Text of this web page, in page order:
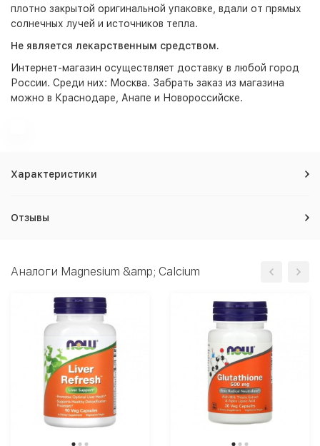
плотно закрытой оригинальной упаковке, вдали от прямых
солнечных лучей и источников тепла.
Не является лекарственным средством.
Интернет-магазин осуществляет доставку в любой город
России. Среди них: Москва. Забрать заказ из магазина
можно в Краснодаре, Анапе и Новороссийске.
Характеристики
Отзывы
Аналоги Magnesium &amp; Calcium